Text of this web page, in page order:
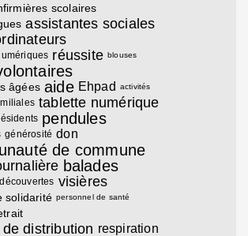
scolaires
assistantes sociales
réussite blouses
âgées aide Ehpad activités
tablette numérique
pendules
générosité don
de commune
balades
découvertes visières
solidarité personnel de santé
distribution respiration